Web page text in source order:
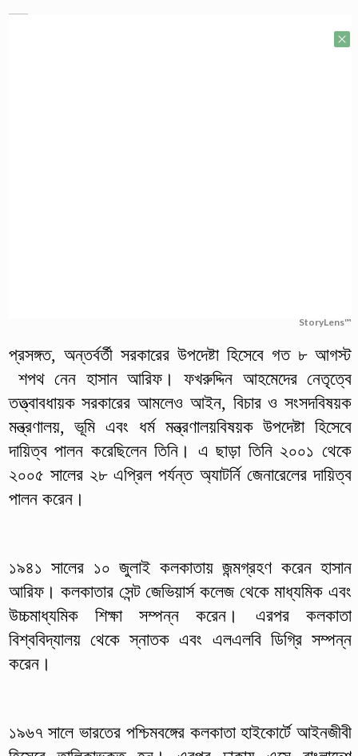
StoryLens™
প্রসঙ্গত, অন্তর্বর্তী সরকারের উপদেষ্টা হিসেবে গত ৮ আগস্ট
শপথ নেন হাসান আরিফ। ফখরুদ্দিন আহমেদের নেতৃত্বে
তত্ত্বাবধায়ক সরকারের আমলেও আইন, বিচার ও সংসদবিষয়ক
মন্ত্রণালয়, ভূমি এবং ধর্ম মন্ত্রণালয়বিষয়ক উপদেষ্টা হিসেবে
দায়িত্ব পালন করেছিলেন তিনি। এ ছাড়া তিনি ২০০১ থেকে
২০০৫ সালের ২৮ এপ্রিল পর্যন্ত অ্যাটর্নি জেনারেলের দায়িত্ব
পালন করেন।
১৯৪১ সালের ১০ জুলাই কলকাতায় জন্মগ্রহণ করেন হাসান
আরিফ। কলকাতার সেন্ট জেভিয়ার্স কলেজ থেকে মাধ্যমিক এবং
উচ্চমাধ্যমিক শিক্ষা সম্পন্ন করেন। এরপর কলকাতা
বিশ্ববিদ্যালয় থেকে স্নাতক এবং এলএলবি ডিগ্রি সম্পন্ন
করেন।
১৯৬৭ সালে ভারতের পশ্চিমবঙ্গের কলকাতা হাইকোর্টে আইনজীবী